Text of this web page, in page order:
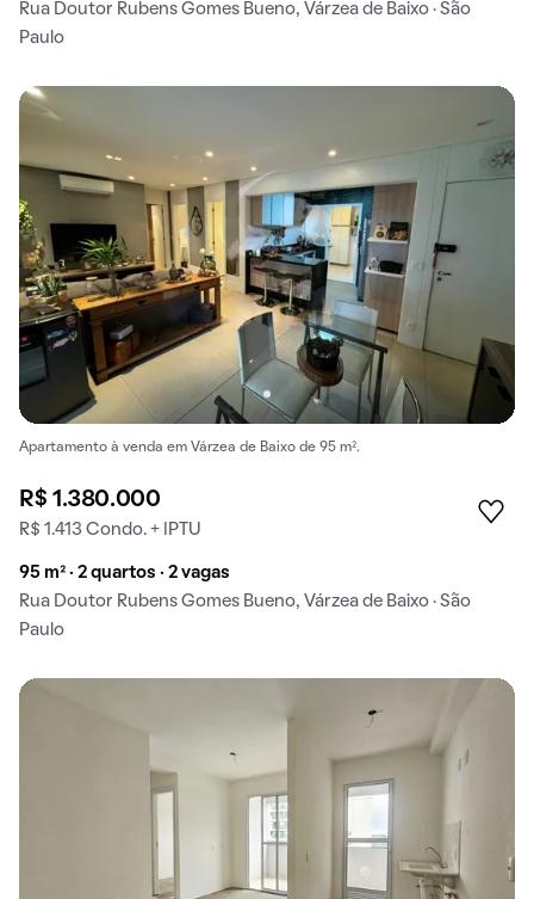
Rua Doutor Rubens Gomes Bueno, Várzea de Baixo · São
Paulo
Apartamento à venda em Várzea de Baixo de 95 m².
R$ 1.380.000
R$ 1.413 Condo. + IPTU
95 m² · 2 quartos · 2 vagas
Rua Doutor Rubens Gomes Bueno, Várzea de Baixo · São
Paulo